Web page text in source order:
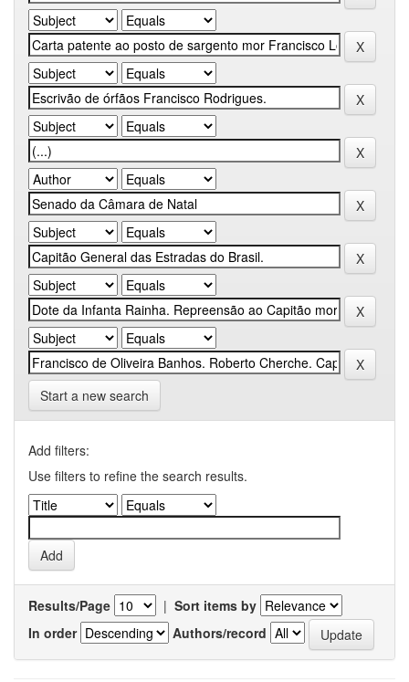
Start a new search
Add filters:
Use filters to refine the search results.
Results/Page | Sort items by
In order
Authors/record